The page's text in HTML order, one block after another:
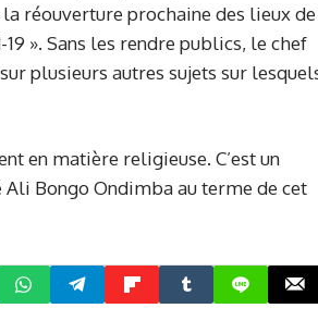
réouverture prochaine des lieux de
». Sans les rendre publics, le chef
plusieurs autres sujets sur
en matière religieuse. C’est un
Bongo Ondimba au terme de cet